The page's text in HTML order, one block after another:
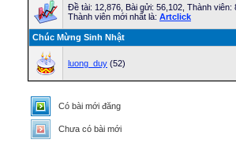
Ðề tài: 12,876, Bài gửi: 56,102, Thành viên:
Thành viên mới nhất là: Artclick
Chúc Mừng Sinh Nhật
luong_duy (52)
Có bài mới đăng
Chưa có bài mới